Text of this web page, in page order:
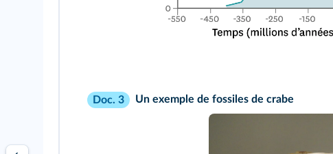
Doc. 3
Un exemple de fossiles de crabe